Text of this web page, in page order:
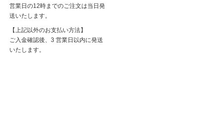
営業日の12時までのご注文は当日発
送いたします。
【上記以外のお支払い方法】
ご入金確認後、3 営業日以内に発送
いたします。